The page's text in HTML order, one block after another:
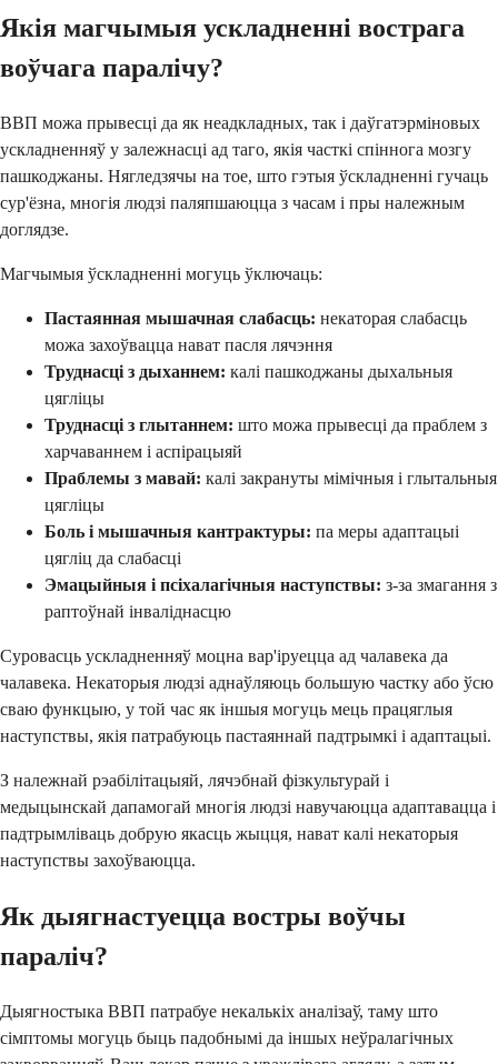
Якія магчымыя ускладненні вострага
воўчага паралічу?
ВВП можа прывесці да як неадкладных, так і даўгатэрміновых
ускладненняў у залежнасці ад таго, якія часткі спіннога мозгу
пашкоджаны. Нягледзячы на ​​тое, што гэтыя ўскладненні гучаць
сур'ёзна, многія людзі паляпшаюцца з часам і пры належным
доглядзе.
Магчымыя ўскладненні могуць ўключаць:
Пастаянная мышачная слабасць: некаторая слабасць
можа захоўвацца нават пасля лячэння
Труднасці з дыханнем: калі пашкоджаны дыхальныя
цягліцы
Труднасці з глытаннем: што можа прывесці да праблем з
харчаваннем і аспірацыяй
Праблемы з мавай: калі закрануты мімічныя і глытальныя
цягліцы
Боль і мышачныя кантрактуры: па меры адаптацыі
цягліц да слабасці
Эмацыйныя і псіхалагічныя наступствы: з-за змагання з
раптоўнай інваліднасцю
Суровасць ускладненняў моцна вар'іруецца ад чалавека да
чалавека. Некаторыя людзі аднаўляюць большую частку або ўсю
сваю функцыю, у той час як іншыя могуць мець працяглыя
наступствы, якія патрабуюць пастаяннай падтрымкі і адаптацыі.
З належнай рэабілітацыяй, лячэбнай фізкультурай і
медыцынскай дапамогай многія людзі навучаюцца адаптавацца і
падтрымліваць добрую якасць жыцця, нават калі некаторыя
наступствы захоўваюцца.
Як дыягнастуецца востры воўчы
параліч?
Дыягностыка ВВП патрабуе некалькіх аналізаў, таму што
сімптомы могуць быць падобнымі да іншых неўралагічных